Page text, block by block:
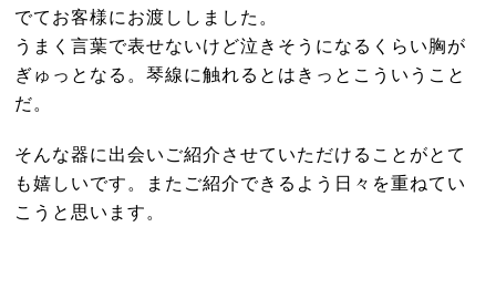
でてお客様にお渡ししました。
うまく言葉で表せないけど泣きそうになるくらい胸が
ぎゅっとなる。琴線に触れるとはきっとこういうこと
だ。
そんな器に出会いご紹介させていただけることがとて
も嬉しいです。またご紹介できるよう日々を重ねてい
こうと思います。